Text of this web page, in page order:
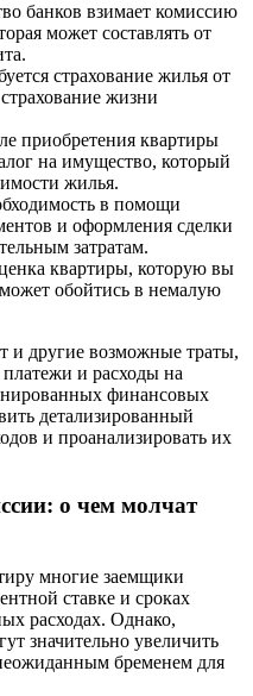
банков взимает комиссию
может составлять от
страхование жилья от
жизни
приобретения квартиры
на имущество, который
жилья.
в помощи
и оформления сделки
затратам.
квартиры, которую вы
обойтись в немалую
и другие возможные траты,
и расходы на
финансовых
детализированный
и проанализировать их
о чем молчат
многие заемщики
ставке и сроках
расходах. Однако,
значительно увеличить
бременем для